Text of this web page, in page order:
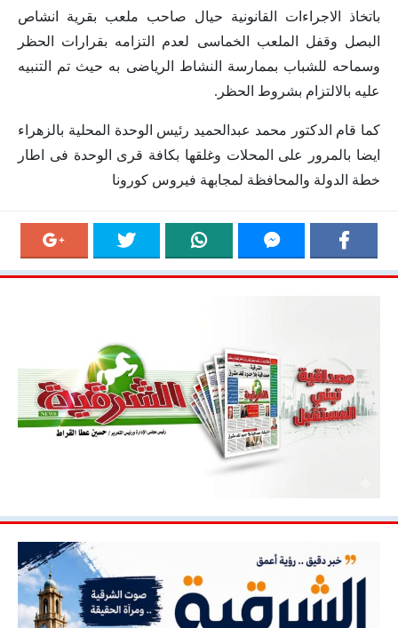
باتخاذ الاجراءات القانونية حيال صاحب ملعب بقرية انشاص
البصل وقفل الملعب الخماسى لعدم التزامه بقرارات الحظر
وسماحه للشباب بممارسة النشاط الرياضى به حيث تم التنبيه
عليه بالالتزام بشروط الحظر.
كما قام الدكتور محمد عبدالحميد رئيس الوحدة المحلية بالزهراء
ايضا بالمرور على المحلات وغلقها بكافة قرى الوحدة فى اطار
خطة الدولة والمحافظة لمجابهة فيروس كورونا